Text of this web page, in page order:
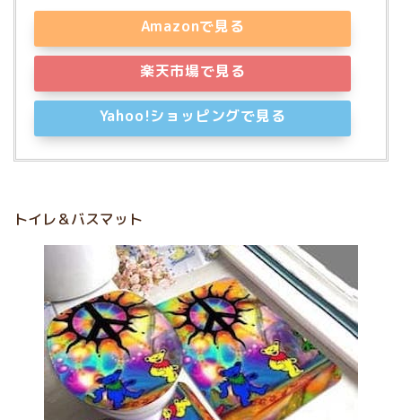
Amazonで見る
楽天市場で見る
Yahoo!ショッピングで見る
トイレ＆バスマット